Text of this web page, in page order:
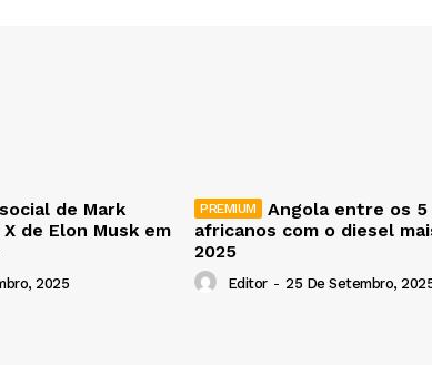
de Mark
de Elon Musk em
2025
Angola entre os 5
africanos com o diesel
2025
Editor - 25 De Setembro,